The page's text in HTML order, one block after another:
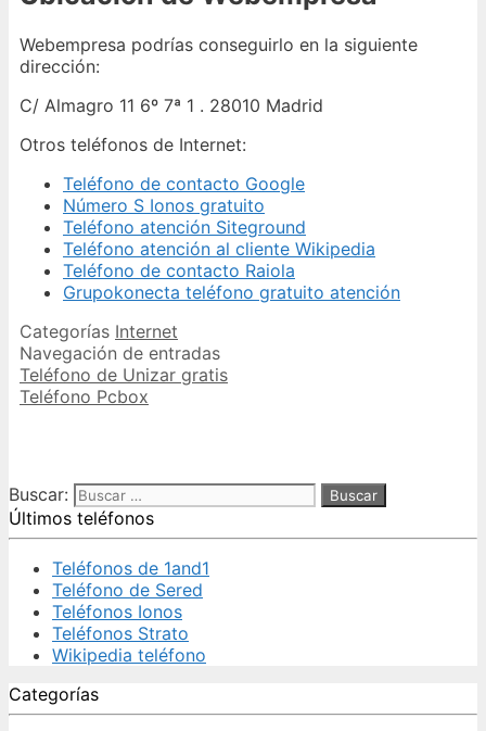
Webempresa podrías conseguirlo en la siguiente
dirección:
C/ Almagro 11 6º 7ª 1 . 28010 Madrid
Otros teléfonos de Internet:
Teléfono de contacto Google
Número S Ionos gratuito
Teléfono atención Siteground
Teléfono atención al cliente Wikipedia
Teléfono de contacto Raiola
Grupokonecta teléfono gratuito atención
Categorías Internet
Navegación de entradas
Teléfono de Unizar gratis
Teléfono Pcbox
Buscar:
Últimos teléfonos
Teléfonos de 1and1
Teléfono de Sered
Teléfonos Ionos
Teléfonos Strato
Wikipedia teléfono
Categorías